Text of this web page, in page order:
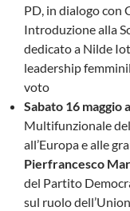
PD, in dialogo con
Introduzione alla
dedicato a Nilde
leadership
voto
Sabato 16 maggio
Multifunzionale
all’Europa e alle
Pierfrancesco
del Partito
sul ruolo